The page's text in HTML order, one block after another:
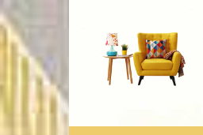
Перейти
к
контенту